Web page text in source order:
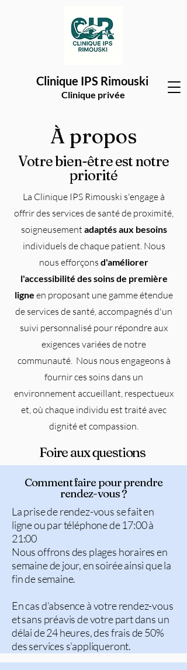
Clinique IPS Rimouski
Clinique privée
À propos
Votre bien-être est notre
priorité
La Clinique IPS Rimouski s'engage à
offrir des services de santé de proximité,
soigneusement adaptés aux besoins
individuels de chaque patient. Nous
nous efforçons d'améliorer
l'accessibilité des soins de première
ligne en proposant une gamme étendue
de services de santé, accompagnés d'un
suivi personnalisé pour répondre aux
exigences variées de notre
communauté. Nous nous engageons à
fournir ces soins dans un
environnement accueillant, respectueux
et, où chaque individu est traité avec
dignité et compassion.
Foire aux questions
Comment faire pour prendre
rendez-vous ?
La prise de rendez-vous se fait en
ligne ou par téléphone de 17:00 à
21:00
Nous offrons ​des plages horaires en
semaine de jour, en soirée ainsi que la
fin de semaine.
En cas d’absence à votre rendez-vous
et sans préavis de votre part dans un
délai de 24 heures, des frais de 50%
des services s’appliqueront.